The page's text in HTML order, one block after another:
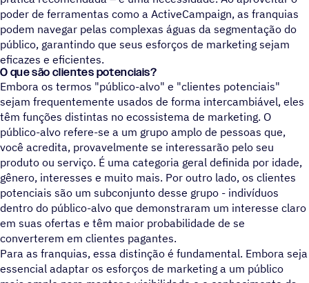
poder de ferramentas como a ActiveCampaign, as franquias
podem navegar pelas complexas águas da segmentação do
público, garantindo que seus esforços de marketing sejam
eficazes e eficientes.
O que são clientes potenciais?
Embora os termos "público-alvo" e "clientes potenciais"
sejam frequentemente usados de forma intercambiável, eles
têm funções distintas no ecossistema de marketing. O
público-alvo refere-se a um grupo amplo de pessoas que,
você acredita, provavelmente se interessarão pelo seu
produto ou serviço. É uma categoria geral definida por idade,
gênero, interesses e muito mais. Por outro lado, os clientes
potenciais são um subconjunto desse grupo - indivíduos
dentro do público-alvo que demonstraram um interesse claro
em suas ofertas e têm maior probabilidade de se
converterem em clientes pagantes.
Para as franquias, essa distinção é fundamental. Embora seja
essencial adaptar os esforços de marketing a um público